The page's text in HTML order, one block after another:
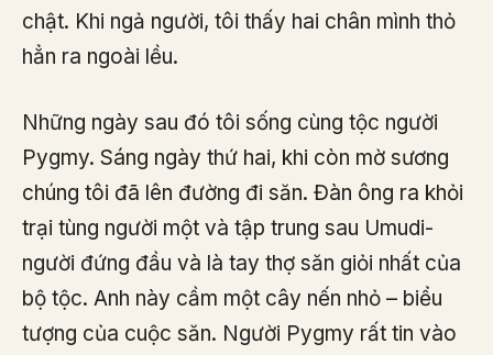
chật. Khi ngả người, tôi thấy hai chân mình thỏ
hẳn ra ngoài lều.
Những ngày sau đó tôi sống cùng tộc người
Pygmy. Sáng ngày thứ hai, khi còn mờ sương
chúng tôi đã lên đường đi săn. Đàn ông ra khỏi
trại tùng người một và tập trung sau Umudi-
người đứng đầu và là tay thợ săn giỏi nhất của
bộ tộc. Anh này cầm một cây nến nhỏ – biểu
tượng của cuộc săn. Người Pygmy rất tin vào